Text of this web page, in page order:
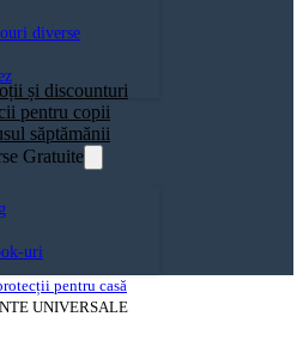
diverse
și discounturi
pentru copii
săptămănii
Gratuite
uri
pentru casă
UNIVERSALE